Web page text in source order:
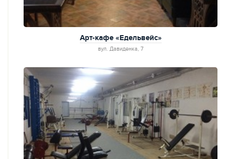
Арт-кафе «Едельвейс»
вул. Давиденкa, 7